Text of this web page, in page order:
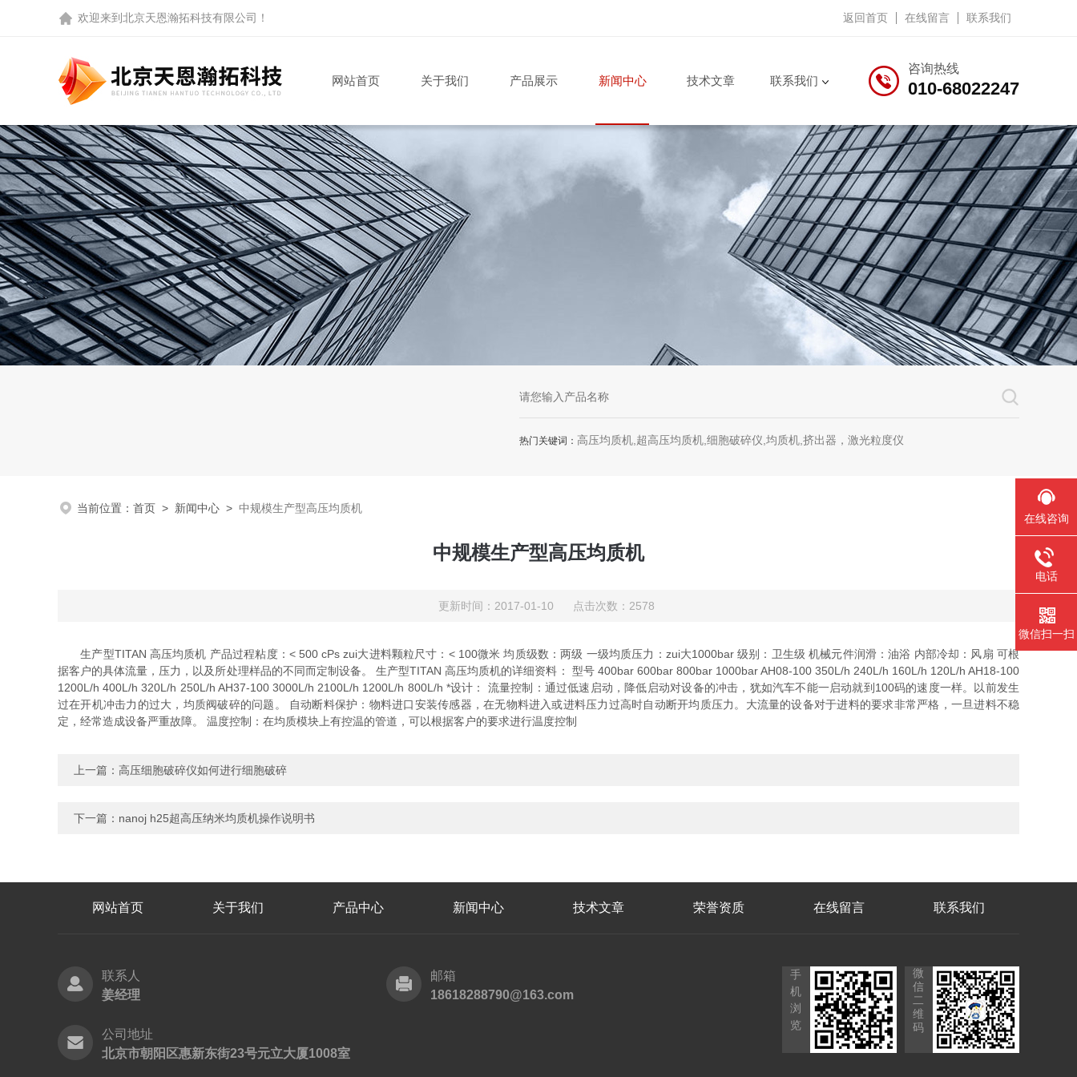
欢迎来到 北京天恩瀚拓科技有限公司 ！ 返回首页 在线留言 联系我们
咨询热线
010-68022247
网站首页 关于我们 产品展示 新闻中心 技术文章 联系我们
热门关键词： 高压均质机,超高压均质机,细胞破碎仪,均质机,挤出器，激光粒度仪
当前位置： 首页 > 新闻中心 > 中规模生产型高压均质机
中规模生产型高压均质机
更新时间：2017-01-10 点击次数：2578
生产型TITAN 高压均质机 产品过程粘度：< 500 cPs zui大进料颗粒尺寸：< 100微米 均质级数：两级 一级均质压力：zui大1000bar 级别：卫生级 机械元件润滑：油浴 内部冷却：风扇 可根
据客户的具体流量，压力，以及所处理样品的不同而定制设备。 生产型TITAN 高压均质机的详细资料： 型号 400bar 600bar 800bar 1000bar AH08-100 350L/h 240L/h 160L/h 120L/h AH18-100
1200L/h 400L/h 320L/h 250L/h AH37-100 3000L/h 2100L/h 1200L/h 800L/h *设计： 流量控制：通过低速启动，降低启动对设备的冲击，犹如汽车不能一启动就到100码的速度一样。以前发生
过在开机冲击力的过大，均质阀破碎的问题。 自动断料保护：物料进口安装传感器，在无物料进入或进料压力过高时自动断开均质压力。大流量的设备对于进料的要求非常严格，一旦进料不稳
定，经常造成设备严重故障。 温度控制：在均质模块上有控温的管道，可以根据客户的要求进行温度控制
上一篇： 高压细胞破碎仪如何进行细胞破碎
下一篇： nanoj h25超高压纳米均质机操作说明书
网站首页 关于我们 产品中心 新闻中心 技术文章 荣誉资质 在线留言 联系我们
联系人
姜经理
邮箱
18618288790@163.com
公司地址
北京市朝阳区惠新东街23号元立大厦1008室
手
机
浏
览
微
信
二
维
码
在线咨询
电话
微信扫一扫